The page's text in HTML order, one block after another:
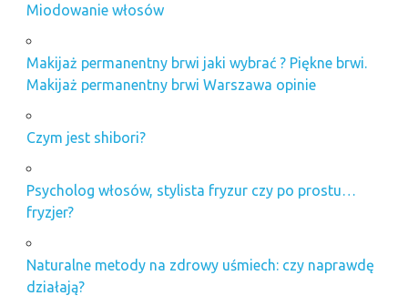
Miodowanie włosów
Makijaż permanentny brwi jaki wybrać ? Piękne brwi.
Makijaż permanentny brwi Warszawa opinie
Czym jest shibori?
Psycholog włosów, stylista fryzur czy po prostu…
fryzjer?
Naturalne metody na zdrowy uśmiech: czy naprawdę
działają?